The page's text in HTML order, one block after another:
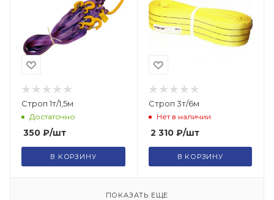
Строп 1т/1,5м
Достаточно
350 ₽/шт
В КОРЗИНУ
Строп 3т/6м
Нет в наличии
2 310₽/шт
В КОРЗИНУ
ПОКАЗАТЬ ЕЩЕ